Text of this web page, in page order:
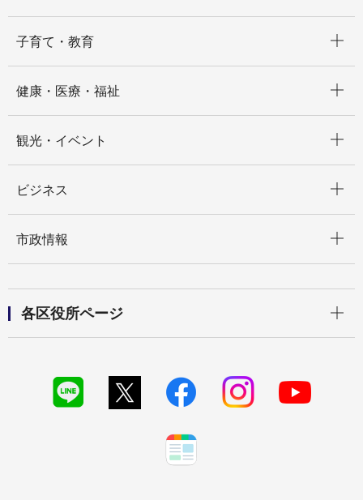
子育て・教育
健康・医療・福祉
観光・イベント
ビジネス
市政情報
各区役所ページ